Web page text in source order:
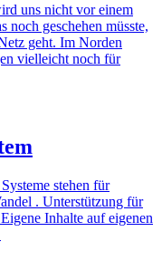
uns nicht vor einem
noch geschehen müsste,
geht. Im Norden
vielleicht noch für
stehen für
. Unterstützung für
Inhalte auf eigenen